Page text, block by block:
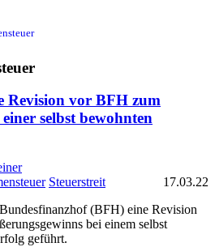
Revision vor BFH zum
selbst bewohnten
Steuerstreit
17.03.22
(BFH) eine Revision
bei einem selbst
geführt.